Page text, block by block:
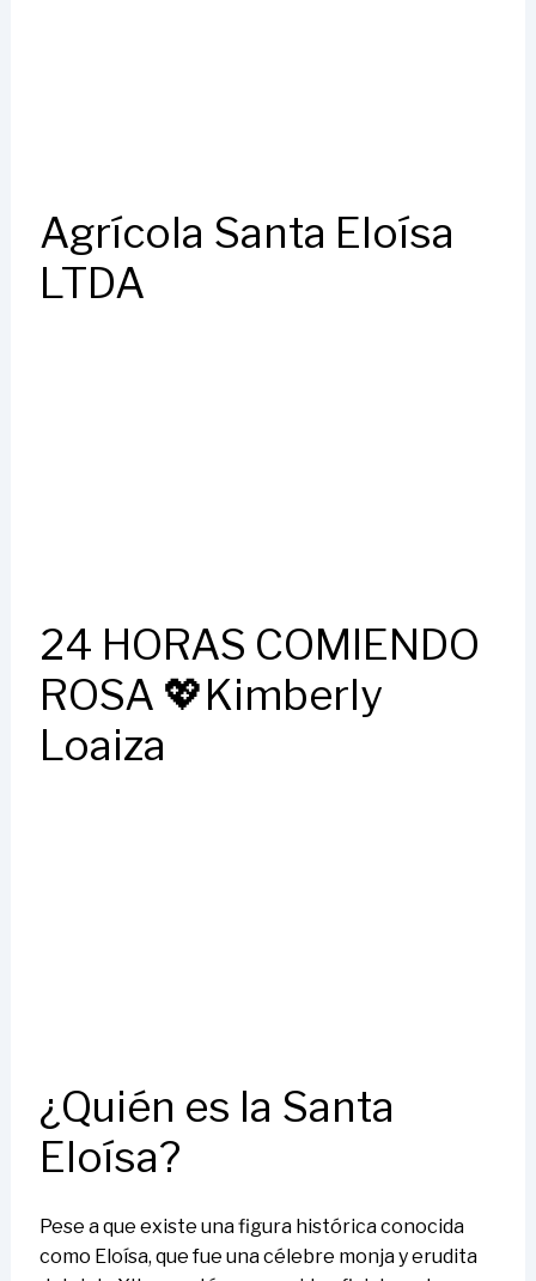
Agrícola Santa Eloísa
LTDA
24 HORAS COMIENDO
ROSA 💖Kimberly
Loaiza
¿Quién es la Santa
Eloísa?
Pese a que existe una figura histórica conocida
como Eloísa, que fue una célebre monja y erudita